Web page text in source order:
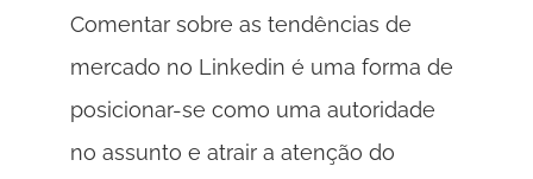
Comentar sobre as tendências de
mercado no Linkedin é uma forma de
posicionar-se como uma autoridade
no assunto e atrair a atenção do